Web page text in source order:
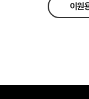
이원